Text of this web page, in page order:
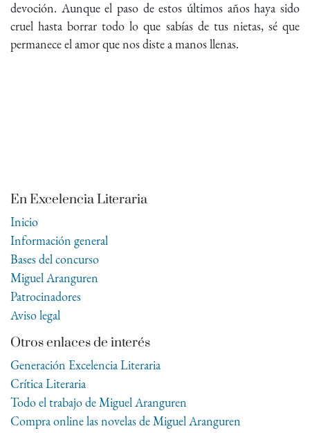
devoción. Aunque el paso de estos últimos años haya sido
cruel hasta borrar todo lo que sabías de tus nietas, sé que
permanece el amor que nos diste a manos llenas.
En Excelencia Literaria
Inicio
Información general
Bases del concurso
Miguel Aranguren
Patrocinadores
Aviso legal
Otros enlaces de interés
Generación Excelencia Literaria
Crítica Literaria
Todo el trabajo de Miguel Aranguren
Compra online las novelas de Miguel Aranguren